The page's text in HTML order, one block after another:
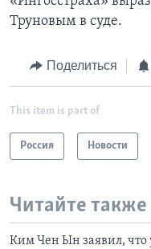
Труновым в суде.
Поделиться
This item is part of
Россия Новости
Читайте также
Ким Чен Ын заявил, что